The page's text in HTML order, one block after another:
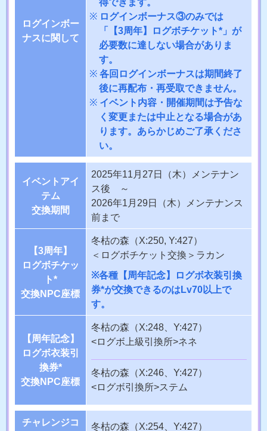
ログインボー
ナスに関して
ログインボーナス③のみでは
「【3周年】ログボチケット*」が
必要数に達しない場合がありま
す。
各回ログインボーナスは期間終了
後に再配布・再受取できません。
イベント内容・開催期間は予告な
く変更または中止となる場合があ
ります。あらかじめご了承くださ
い。
イベントアイ
テム
交換期間
2025年11月27日（木）メンテナン
ス後 ～
2026年1月29日（木）メンテナンス
前まで
【3周年】
ログボチケッ
ト*
交換NPC座標
冬枯の森（X:250, Y:427）
＜ログボチケット交換＞ラカン
※各種【周年記念】ログボ衣装引換
券*が交換できるのはLv70以上で
す。
【周年記念】
ログボ衣装引
換券*
交換NPC座標
冬枯の森（X:248、Y:427）
<ログボ上級引換所>ネネ
冬枯の森（X:246、Y:427）
<ログボ引換所>ステム
チャレンジコ
冬枯の森（X:254、Y:427）